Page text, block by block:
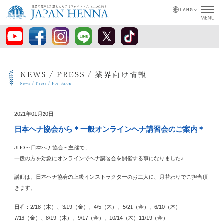
2021年01月20日
日本ヘナ協会から＊一般オンラインヘナ講習会のご案内＊
JHO～日本ヘナ協会～主催で、
一般の方を対象にオンラインでヘナ講習会を開催する事になりました♪
講師は、日本ヘナ協会の上級インストラクターのお二人に、月替わりでご担当頂
きます。
日程：2/18（木）、3/19（金）、4/5（木）、5/21（金）、6/10（木）
7/16（金）、8/19（木）、9/17（金）、10/14（木）11/19（金）